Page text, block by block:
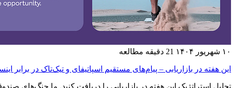
۱۰ شهریور ۱۴۰۴
این هفته در بازاریابی – پیام‌های مستقیم اسپاتیفای و تیک‌تاک در
تحلیل استراتژیک این هفته در بازاریابی را دریافت کنید. ما